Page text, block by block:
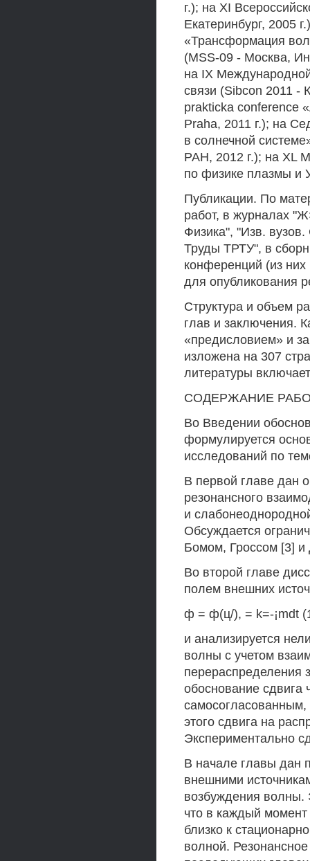
г.); на XI
Екатеринбург, 2005
«Трансформация
(MSS-09 - Москва,
на IX
связи (Sibcon 2011 -
prakticka conference
Praha, 2011 г.); на
в солнечной
РАН, 2012 г.); на XL
по физике плазмы и
Публикации. По
работ, в журналах
Физика", "Изв. вузов.
Труды ТРТУ", в
конференций (из
для опубликования
Структура и объем
глав и заключения.
«предисловием» и
изложена на 307
литературы
СОДЕРЖАНИЕ
Во Введении
формулируется
исследований по
В первой главе дан
резонансного
и
Обсуждается
Бомом, Гроссом [3] и
Во второй главе
полем внешних
ф = ф(ц/), = k=-¡mdt
и анализируется
волны с учетом
перераспределения
обоснование сдвига
самосогласованным,
этого сдвига на
Экспериментально
В начале главы дан
внешними
возбуждения волны.
что в каждый
близко к
волной.